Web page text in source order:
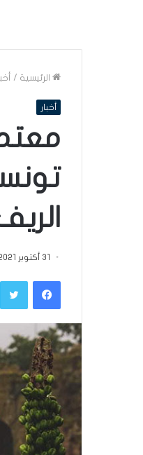
الرئيسية /
أخبار
31 أكتوبر 2021
فيسبوك